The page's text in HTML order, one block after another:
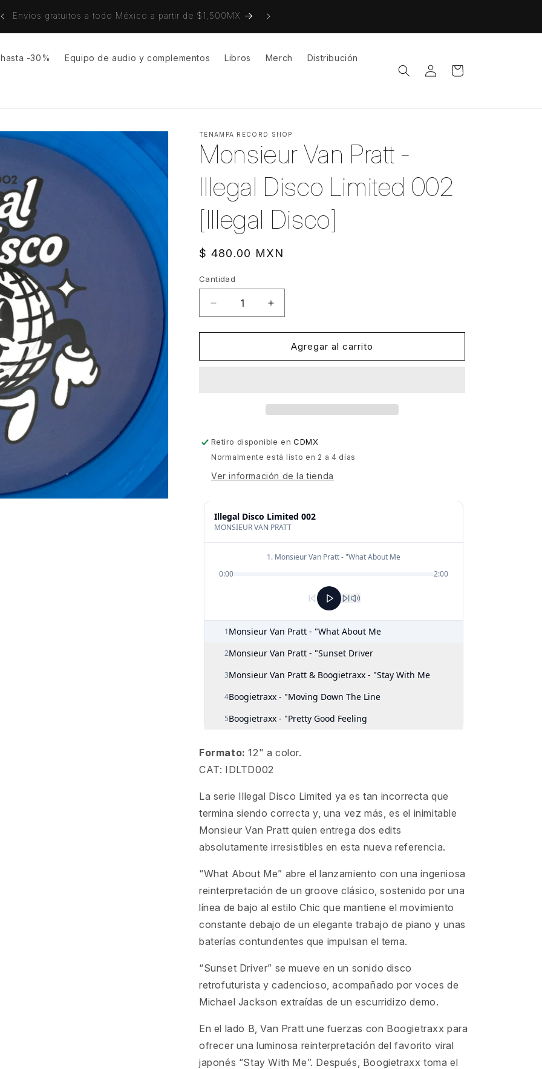
Envíos gratuitos a todo México a partir de $1,500MX
-30% Equipo de audio y complementos Libros Merch Distribución
Iniciar
sesión
Carrito
TENAMPA RECORD SHOP
Monsieur Van Pratt -
Illegal Disco Limited 002
[Illegal Disco]
Precio
$ 480.00 MXN
Cantidad
Cantidad
Reducir
cantidad
para
Van
[Illegal
Disco]
Aumentar
cantidad
para
Monsieur
Van
[Illegal
Disco]
Agregar al carrito
Retiro disponible enCDMX
Normalmente está listo en 2 a 4 días
Ver información de la tienda
Formato:12" a color.
CAT: IDLTD002
La serie Illegal Disco Limited ya es tan incorrecta que
termina siendo correcta y, una vez más, es el inimitable
Monsieur Van Pratt quien entrega dos edits
absolutamente irresistibles en esta nueva referencia.
“What About Me” abre el lanzamiento con una ingeniosa
reinterpretación de un groove clásico, sostenido por una
línea de bajo al estilo Chic que mantiene el movimiento
constante debajo de un elegante trabajo de piano y unas
baterías contundentes que impulsan el tema.
“Sunset Driver” se mueve en un sonido disco
retrofuturista y cadencioso, acompañado por voces de
Michael Jackson extraídas de un escurridizo demo.
En el lado B, Van Pratt une fuerzas con Boogietraxx para
ofrecer una luminosa reinterpretación del favorito viral
japonés “Stay With Me”. Después, Boogietraxx toma el